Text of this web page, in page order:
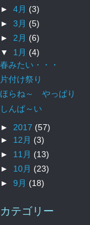
► 4月 (3)
► 3月 (5)
► 2月 (6)
▼ 1月 (4)
春みたい・・・
片付け祭り
ほらね～ やっぱり
しんぱ～い
► 2017 (57)
► 12月 (3)
► 11月 (13)
► 10月 (23)
► 9月 (18)
カテゴリー